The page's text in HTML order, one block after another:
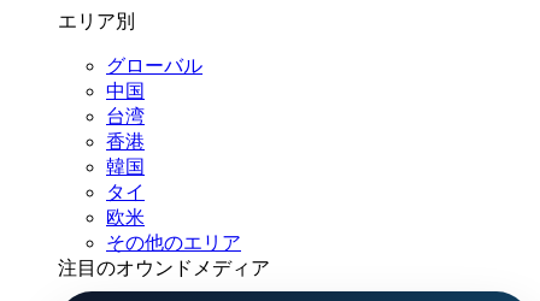
エリア別
グローバル
中国
台湾
香港
韓国
タイ
欧米
その他のエリア
注目のオウンドメディア